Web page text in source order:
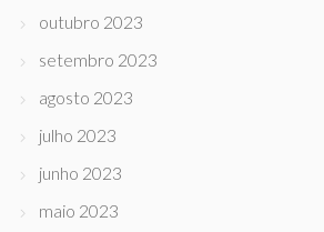
outubro 2023
setembro 2023
agosto 2023
julho 2023
junho 2023
maio 2023